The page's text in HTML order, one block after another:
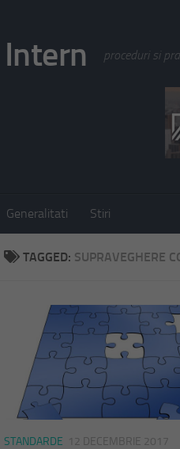
proceduri si
Generalitati Stiri
TAGGED: SUPRAVEGHERE
STANDARDE 12 DECEMBRIE 2017